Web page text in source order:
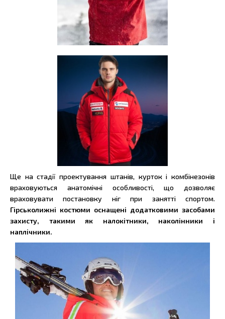
Ще на стадії проектування штанів, курток і комбінезонів
враховуються анатомічні особливості, що дозволяє
враховувати постановку ніг при занятті спортом.
Гірськолижні костюми оснащені додатковими засобами
захисту, такими як налокітники, наколінники і
наплічники.